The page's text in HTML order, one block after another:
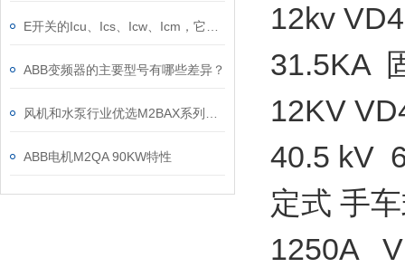
ABB变频器的主要型号有哪些差异？
ABB电机M2QA 90KW特性
12kv
31.5KA
12KV
40.5 kV
定式 手
1250A